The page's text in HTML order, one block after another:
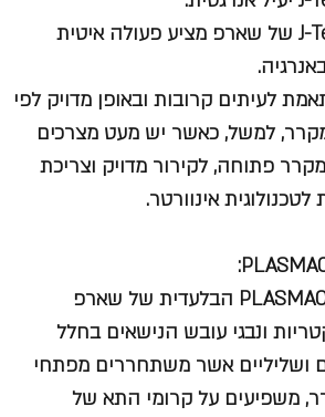
מדחס J-Tech Inverter של שארפ מציע פעולה איטית
לעיתים קרובות ובאופן מדויק לפי
למשל, כאשר יש מעט מצרכים
פתוחה, לקירור מדויק וצריכת
אינוורטר.
מערכת ה-PLASMACLUSTER הבלעדית של שארפ
ונבגי עובש הנישאים בחלל
ושליליים אשר משתחררים מפתחי
משפיעים על קרומי התא של